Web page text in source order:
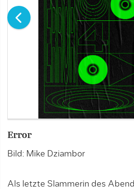
Error
Bild: Mike Dziambor
Als letzte Slammerin des